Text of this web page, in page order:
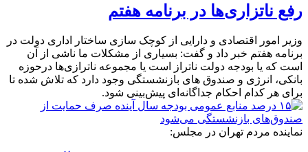
رفع ناتزاری‌ها در برنامه هفتم
وزیر امور اقتصادی و دارایی از کوچک سازی ساختار اداری دولت در
برنامه هفتم خبر داد و گفت: بسیاری از مشکلات ما ناشی از آن
است که یا بودجه دولت ناتراز است یا مجموعه ناترازی‌ها درحوزه
بانکی، انرژی و صندوق های بازنشستگی وجود دارد که تلاش شده تا
برای هر کدام احکام جداگانه‌ای پیش‌بینی شود.
نماینده مردم تهران در مجلس: